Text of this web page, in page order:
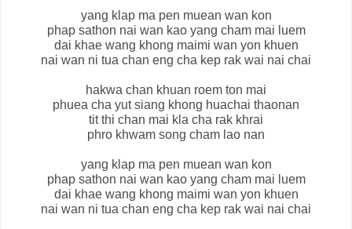
yang klap ma pen muean wan kon
phap sathon nai wan kao yang cham mai luem
dai khae wang khong maimi wan yon khuen
nai wan ni tua chan eng cha kep rak wai nai chai
hakwa chan khuan roem ton mai
phuea cha yut siang khong huachai thaonan
tit thi chan mai kla cha rak khrai
phro khwam song cham lao nan
yang klap ma pen muean wan kon
phap sathon nai wan kao yang cham mai luem
dai khae wang khong maimi wan yon khuen
nai wan ni tua chan eng cha kep rak wai nai chai